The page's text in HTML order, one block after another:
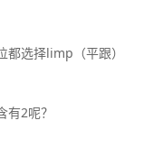
都选择limp（平跟）
2呢？